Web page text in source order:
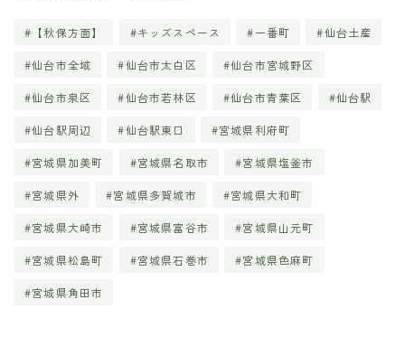
【秋保方面】 キッズスペース 一番町 仙台土産
仙台市全域 仙台市太白区 仙台市宮城野区
仙台市泉区 仙台市若林区 仙台市青葉区 仙台駅
仙台駅周辺 仙台駅東口 宮城県利府町
宮城県加美町 宮城県名取市 宮城県塩釜市
宮城県外 宮城県多賀城市 宮城県大和町
宮城県大崎市 宮城県富谷市 宮城県山元町
宮城県松島町 宮城県石巻市 宮城県色麻町
宮城県角田市